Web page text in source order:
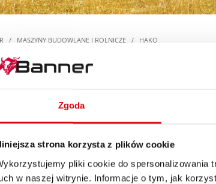
Zgoda
strona korzysta z plików cookie
pliki cookie do spersonalizowania
w naszej witrynie. Informacje o tym, jak
/ MASZYNY BUDOWLANE I ROLNICZE / HAKO
2300 Diesel